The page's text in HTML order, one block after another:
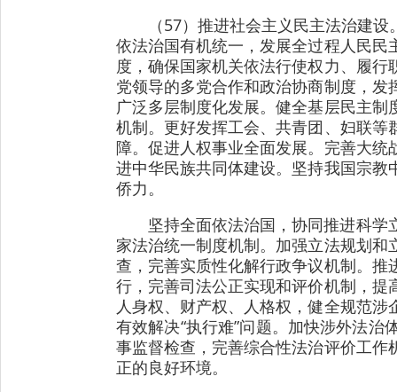
（57）推进社会主义民主法治建
依法治国有机统一，发展全过程人民
度，确保国家机关依法行使权力、履
党领导的多党合作和政治协商制度，
广泛多层制度化发展。健全基层民主
机制。更好发挥工会、共青团、妇联
障。促进人权事业全面发展。完善大
进中华民族共同体建设。坚持我国宗
侨力。
坚持全面依法治国，协同推进科
家法治统一制度机制。加强立法规划
查，完善实质性化解行政争议机制。
行，完善司法公正实现和评价机制，
人身权、财产权、人格权，健全规范
有效解决“执行难”问题。加快涉外法
事监督检查，完善综合性法治评价工
正的良好环境。